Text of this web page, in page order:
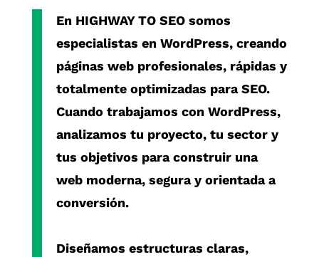
En HIGHWAY TO SEOsomos
especialistas en WordPress, creando
páginas web profesionales, rápidas y
totalmente optimizadas para SEO.
Cuando trabajamos con WordPress,
analizamos tu proyecto, tu sector y
tus objetivos para construir una
web moderna, segura y orientada a
conversión.
Diseñamos estructuras claras,